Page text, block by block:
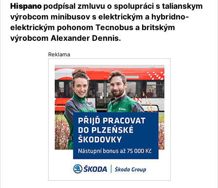
Hispano podpísal zmluvu o spolupráci s talianskym
výrobcom minibusov s elektrickým a hybridno-
elektrickým pohonom Tecnobus a britským
výrobcom Alexander Dennis.
Reklama